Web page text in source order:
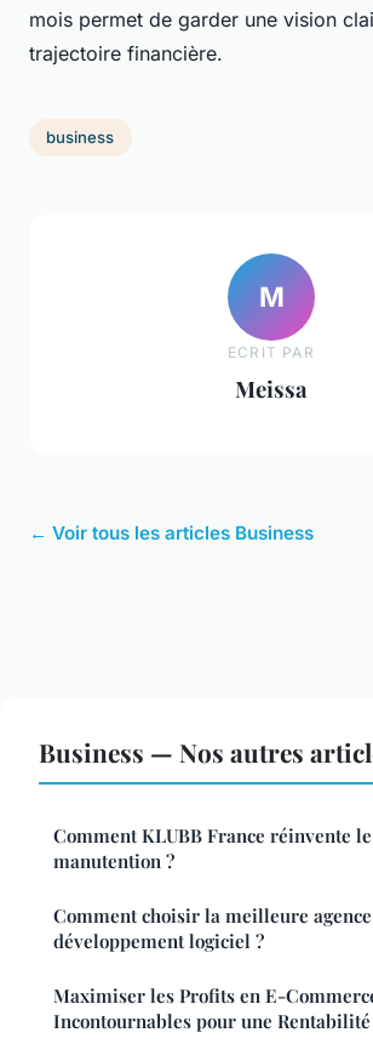
mois permet de garder une vision
trajectoire financière.
business
M
ECRIT PAR
Meissa
← Voir tous les articles Business
Business — Nos autres
Comment KLUBB France réinvente
manutention ?
Comment choisir la meilleure
développement logiciel ?
Maximiser les Profits en E-
Incontournables pour une